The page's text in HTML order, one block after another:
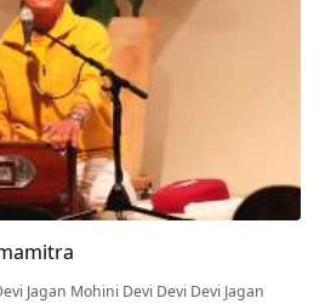
Jagan Mohini Devi Devi Devi Jagan